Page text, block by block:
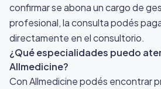
confirmar se abona un cargo de
profesional, la consulta podés
directamente en el consultorio.
¿Qué especialidades puedo
Allmedicine?
Con Allmedicine podés encontrar